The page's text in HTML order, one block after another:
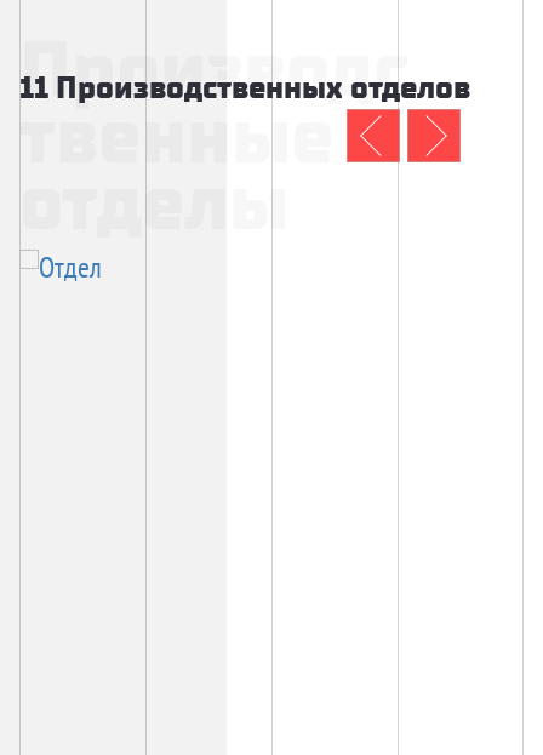
Производс
твенные
11 Производственных отделов